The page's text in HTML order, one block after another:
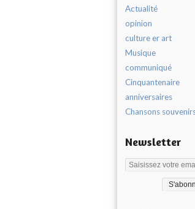
Actualité
opinion
culture er art
Musique
communiqué
Cinquantenaire
anniversaires
Chansons
Newsletter